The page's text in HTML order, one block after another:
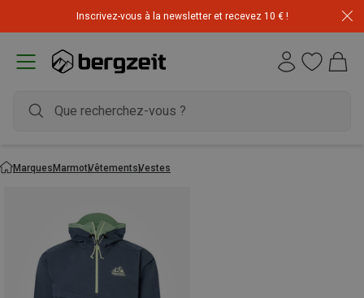
Inscrivez-vous à la newsletter et recevez 10 € !
Déstockage : 20 € offerts avec le code END20
MarquesMarmotVêtementsVestes